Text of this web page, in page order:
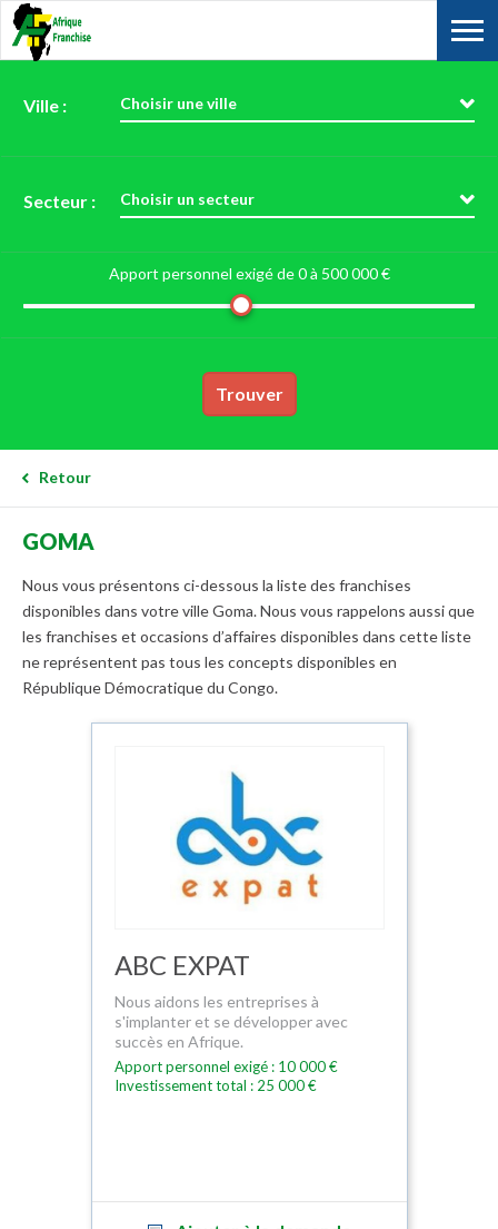
Ville : Choisir une ville
Secteur : Choisir un secteur
Apport personnel exigé de 0 à 500 000 €
Trouver
Retour
GOMA
Nous vous présentons ci-dessous la liste des franchises
disponibles dans votre ville Goma. Nous vous rappelons aussi que
les franchises et occasions d’affaires disponibles dans cette liste
ne représentent pas tous les concepts disponibles en
République Démocratique du Congo.
ABC EXPAT
Nous aidons les entreprises à
s'implanter et se développer avec
succès en Afrique.
Apport personnel exigé : 10 000 €
Investissement total : 25 000 €